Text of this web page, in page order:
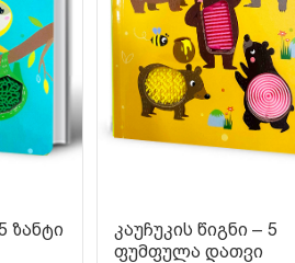
ზანტი
კაუჩუკის წიგნი – 5
ფუმფულა დათვი